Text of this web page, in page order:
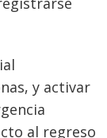
y activar
al regreso